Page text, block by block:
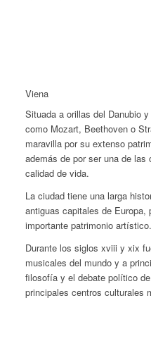
Viena
Situada a orillas del Danubio
como Mozart, Beethoven o
maravilla por su extenso
además de por ser una de
calidad de vida.
La ciudad tiene una larga
antiguas capitales de Europa,
importante patrimonio artístico.
Durante los siglos xviii y xix
musicales del mundo y a
filosofía y el debate político
principales centros culturales